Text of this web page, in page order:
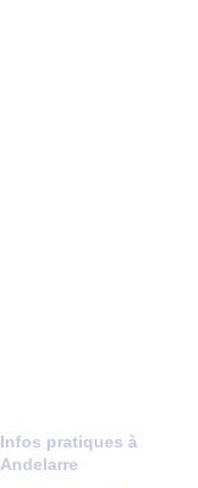
Infos pratiques à
Andelarre